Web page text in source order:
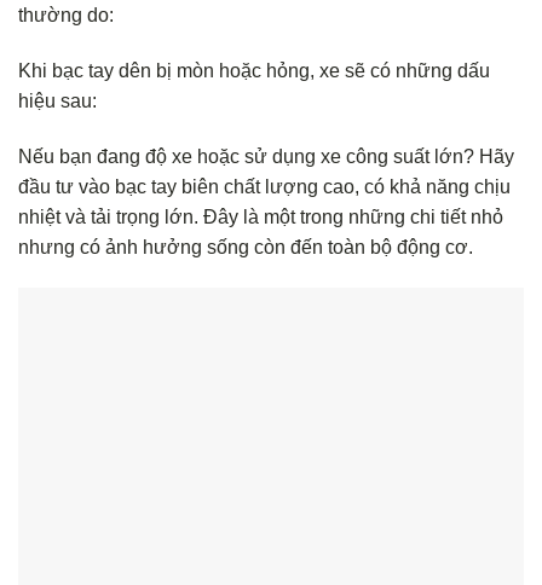
thường do:
Khi bạc tay dên bị mòn hoặc hỏng, xe sẽ có những dấu
hiệu sau:
Nếu bạn đang độ xe hoặc sử dụng xe công suất lớn? Hãy
đầu tư vào bạc tay biên chất lượng cao, có khả năng chịu
nhiệt và tải trọng lớn. Đây là một trong những chi tiết nhỏ
nhưng có ảnh hưởng sống còn đến toàn bộ động cơ.